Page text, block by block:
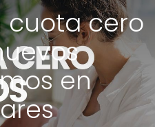
cuota cero
en